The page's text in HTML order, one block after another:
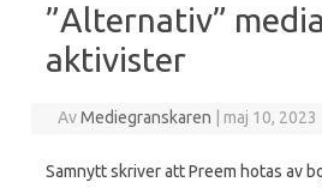
”Alternativ”
aktivister
AvMediegranskaren maj 10, 2023
Samnytt skriver att Preem hotas av